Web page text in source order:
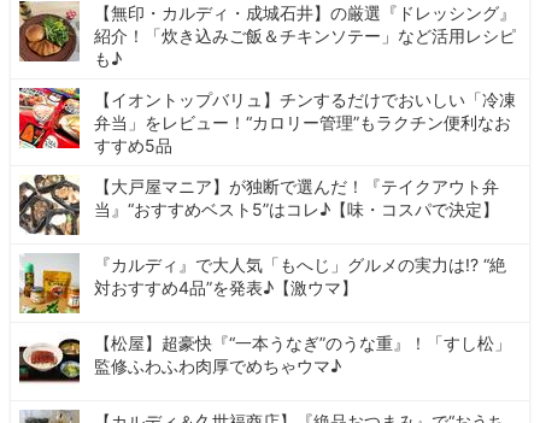
【無印・カルディ・成城石井】の厳選『ドレッシング』
紹介！「炊き込みご飯＆チキンソテー」など活用レシピ
も♪
【イオントップバリュ】チンするだけでおいしい「冷凍
弁当」をレビュー！“カロリー管理”もラクチン便利なお
すすめ5品
【大戸屋マニア】が独断で選んだ！『テイクアウト弁
当』“おすすめベスト5”はコレ♪【味・コスパで決定】
『カルディ』で大人気「もへじ」グルメの実力は!? “絶
対おすすめ4品”を発表♪【激ウマ】
【松屋】超豪快『“一本うなぎ”のうな重』！「すし松」
監修ふわふわ肉厚でめちゃウマ♪